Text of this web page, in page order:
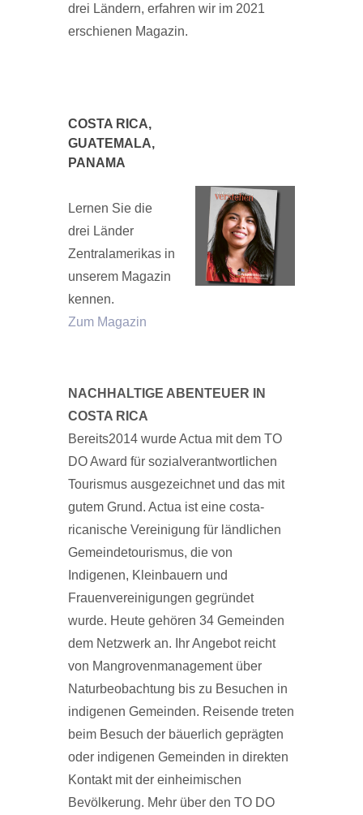
drei Ländern, erfahren wir im 2021
erschienen Magazin.
COSTA RICA,
GUATEMALA,
PANAMA
Lernen Sie die
drei Länder
Zentralamerikas in
unserem Magazin
kennen.
Zum Magazin
NACHHALTIGE ABENTEUER IN
COSTA RICA
Bereits2014 wurde Actua mit dem TO
DO Award für sozialverantwortlichen
Tourismus ausgezeichnet und das mit
gutem Grund. Actua ist eine costa-
ricanische Vereinigung für ländlichen
Gemeindetourismus, die von
Indigenen, Kleinbauern und
Frauenvereinigungen gegründet
wurde. Heute gehören 34 Gemeinden
dem Netzwerk an. Ihr Angebot reicht
von Mangrovenmanagement über
Naturbeobachtung bis zu Besuchen in
indigenen Gemeinden. Reisende treten
beim Besuch der bäuerlich geprägten
oder indigenen Gemeinden in direkten
Kontakt mit der einheimischen
Bevölkerung. Mehr über den TO DO